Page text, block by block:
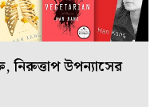
নিরুত্তাপ উপন্যাসের